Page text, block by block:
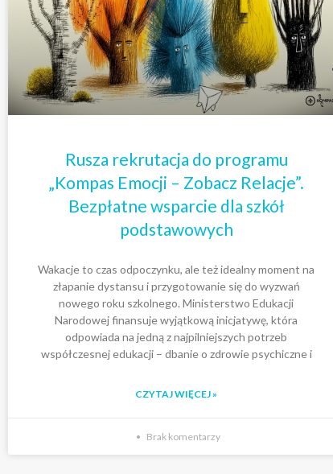
Rusza rekrutacja do programu
„Kompas Emocji – Zobacz Relacje”.
Bezpłatne wsparcie dla szkół
podstawowych
Wakacje to czas odpoczynku, ale też idealny moment na
złapanie dystansu i przygotowanie się do wyzwań
nowego roku szkolnego. Ministerstwo Edukacji
Narodowej finansuje wyjątkową inicjatywę, która
odpowiada na jedną z najpilniejszych potrzeb
współczesnej edukacji – dbanie o zdrowie psychiczne i
CZYTAJ WIĘCEJ »
Brak komentarzy